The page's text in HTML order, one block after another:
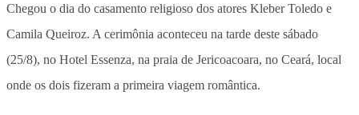
Chegou o dia do casamento religioso dos atores Kleber Toledo e
Camila Queiroz. A cerimônia aconteceu na tarde deste sábado
(25/8), no Hotel Essenza, na praia de Jericoacoara, no Ceará, local
onde os dois fizeram a primeira viagem romântica.